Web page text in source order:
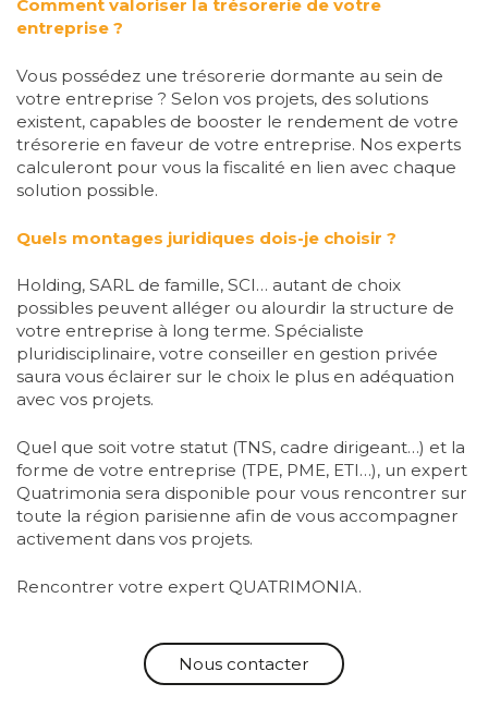
Comment valoriser la trésorerie de votre
entreprise ?
Vous possédez une trésorerie dormante au sein de
votre entreprise ? Selon vos projets, des solutions
existent, capables de booster le rendement de votre
trésorerie en faveur de votre entreprise. Nos experts
calculeront pour vous la fiscalité en lien avec chaque
solution possible.
Quels montages juridiques dois-je choisir ?
Holding, SARL de famille, SCI… autant de choix
possibles peuvent alléger ou alourdir la structure de
votre entreprise à long terme. Spécialiste
pluridisciplinaire, votre conseiller en gestion privée
saura vous éclairer sur le choix le plus en adéquation
avec vos projets.
Quel que soit votre statut (TNS, cadre dirigeant…) et la
forme de votre entreprise (TPE, PME, ETI…), un expert
Quatrimonia sera disponible pour vous rencontrer sur
toute la région parisienne afin de vous accompagner
activement dans vos projets.
Rencontrer votre expert QUATRIMONIA.
Nous contacter